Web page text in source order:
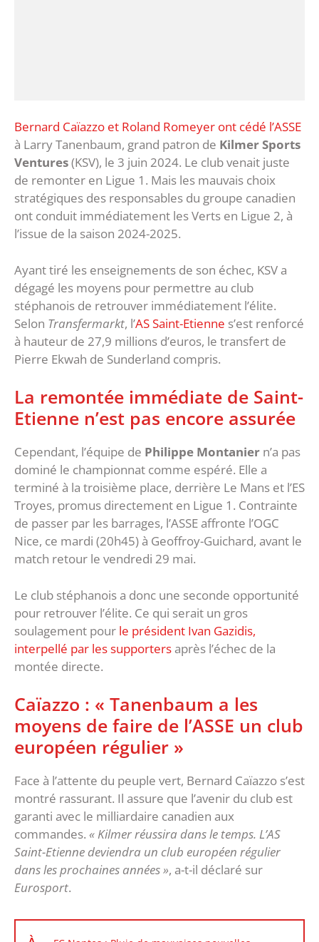
Bernard Caïazzo et Roland Romeyer ont cédé l’ASSE
à Larry Tanenbaum, grand patron de Kilmer Sports
Ventures(KSV), le 3 juin 2024. Le club venait juste
de remonter en Ligue 1. Mais les mauvais choix
stratégiques des responsables du groupe canadien
ont conduit immédiatement les Verts en Ligue 2, à
l’issue de la saison 2024-2025.
Ayant tiré les enseignements de son échec, KSV a
dégagé les moyens pour permettre au club
stéphanois de retrouver immédiatement l’élite.
Selon Transfermarkt, l’AS Saint-Etienne s’est renforcé
à hauteur de 27,9 millions d’euros, le transfert de
Pierre Ekwah de Sunderland compris.
La remontée immédiate de Saint-
Etienne n’est pas encore assurée
Cependant, l’équipe de Philippe Montanier n’a pas
dominé le championnat comme espéré. Elle a
terminé à la troisième place, derrière Le Mans et l’ES
Troyes, promus directement en Ligue 1. Contrainte
de passer par les barrages, l’ASSE affronte l’OGC
Nice, ce mardi (20h45) à Geoffroy-Guichard, avant le
match retour le vendredi 29 mai.
Le club stéphanois a donc une seconde opportunité
pour retrouver l’élite. Ce qui serait un gros
soulagement pour le président Ivan Gazidis,
interpellé par les supportersaprès l’échec de la
montée directe.
Caïazzo : « Tanenbaum a les
moyens de faire de l’ASSE un club
européen régulier »
Face à l’attente du peuple vert, Bernard Caïazzo s’est
montré rassurant. Il assure que l’avenir du club est
garanti avec le milliardaire canadien aux
commandes. « Kilmer réussira dans le temps. L’AS
Saint-Etienne deviendra un club européen régulier
dans les prochaines années », a-t-il déclaré sur
Eurosport.